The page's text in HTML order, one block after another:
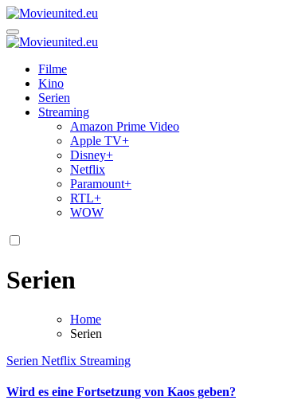
Zum
Inhalt
springen
Movieunited.eu
Filme
Kino
Serien
Streaming
Amazon Prime Video
Apple TV+
Disney+
Netflix
Paramount+
RTL+
WOW
Serien
Home
Serien
Serien Netflix Streaming
Wird es eine Fortsetzung von Kaos geben?